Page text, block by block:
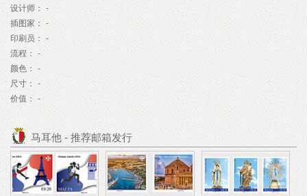
设计师： -
插图家： -
印刷员： -
流程： -
颜色： -
尺寸： -
价值： -
马耳他 - 推荐邮箱发行